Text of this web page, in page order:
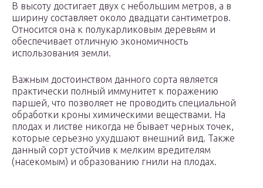
В высоту достигает двух с небольшим метров, а в
ширину составляет около двадцати сантиметров.
Относится она к полукарликовым деревьям и
обеспечивает отличную экономичность
использования земли.
Важным достоинством данного сорта является
практически полный иммунитет к поражению
паршей, что позволяет не проводить специальной
обработки кроны химическими веществами. На
плодах и листве никогда не бывает черных точек,
которые серьезно ухудшают внешний вид. Также
данный сорт устойчив к мелким вредителям
(насекомым) и образованию гнили на плодах.